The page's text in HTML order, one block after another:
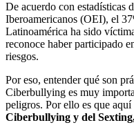
De acuerdo con estadísticas
Iberoamericanos (OEI), el
Latinoamérica ha sido
reconoce haber participado
riesgos.
Por eso, entender qué son
Ciberbullying es muy
peligros. Por ello es que aquí
Ciberbullying y del